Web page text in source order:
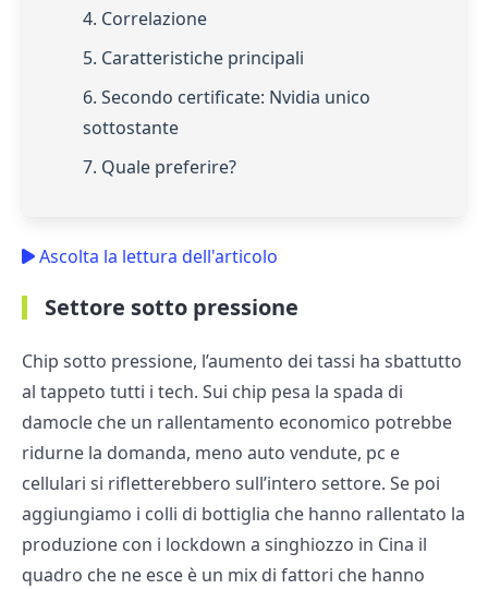
4. Correlazione
5. Caratteristiche principali
6. Secondo certificate: Nvidia unico
sottostante
7. Quale preferire?
Ascolta la lettura dell'articolo
Settore sotto pressione
Chip sotto pressione, l’aumento dei tassi ha sbattutto
al tappeto tutti i tech. Sui chip pesa la spada di
damocle che un rallentamento economico potrebbe
ridurne la domanda, meno auto vendute, pc e
cellulari si rifletterebbero sull’intero settore. Se poi
aggiungiamo i colli di bottiglia che hanno rallentato la
produzione con i lockdown a singhiozzo in Cina il
quadro che ne esce è un mix di fattori che hanno